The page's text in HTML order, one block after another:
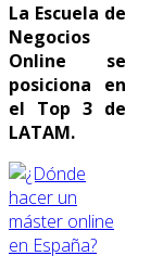
La Escuela de
Negocios
Online se
posiciona en
el Top 3 de
LATAM.